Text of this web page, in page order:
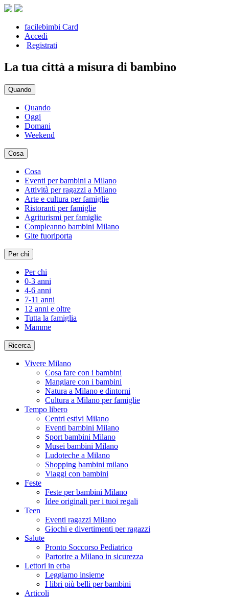
facilebimbi Card
Accedi
Registrati
La tua città a misura di bambino
Quando
Quando
Oggi
Domani
Weekend
Cosa
Cosa
Eventi per bambini a Milano
Attività per ragazzi a Milano
Arte e cultura per famiglie
Ristoranti per famiglie
Agriturismi per famiglie
Compleanno bambini Milano
Gite fuoriporta
Per chi
Per chi
0-3 anni
4-6 anni
7-11 anni
12 anni e oltre
Tutta la famiglia
Mamme
Ricerca
Vivere Milano
Cosa fare con i bambini
Mangiare con i bambini
Natura a Milano e dintorni
Cultura a Milano per famiglie
Tempo libero
Centri estivi Milano
Eventi bambini Milano
Sport bambini Milano
Musei bambini Milano
Ludoteche a Milano
Shopping bambini milano
Viaggi con bambini
Feste
Feste per bambini Milano
Idee originali per i tuoi regali
Teen
Eventi ragazzi Milano
Giochi e divertimenti per ragazzi
Salute
Pronto Soccorso Pediatrico
Partorire a Milano in sicurezza
Lettori in erba
Leggiamo insieme
I libri più belli per bambini
Articoli